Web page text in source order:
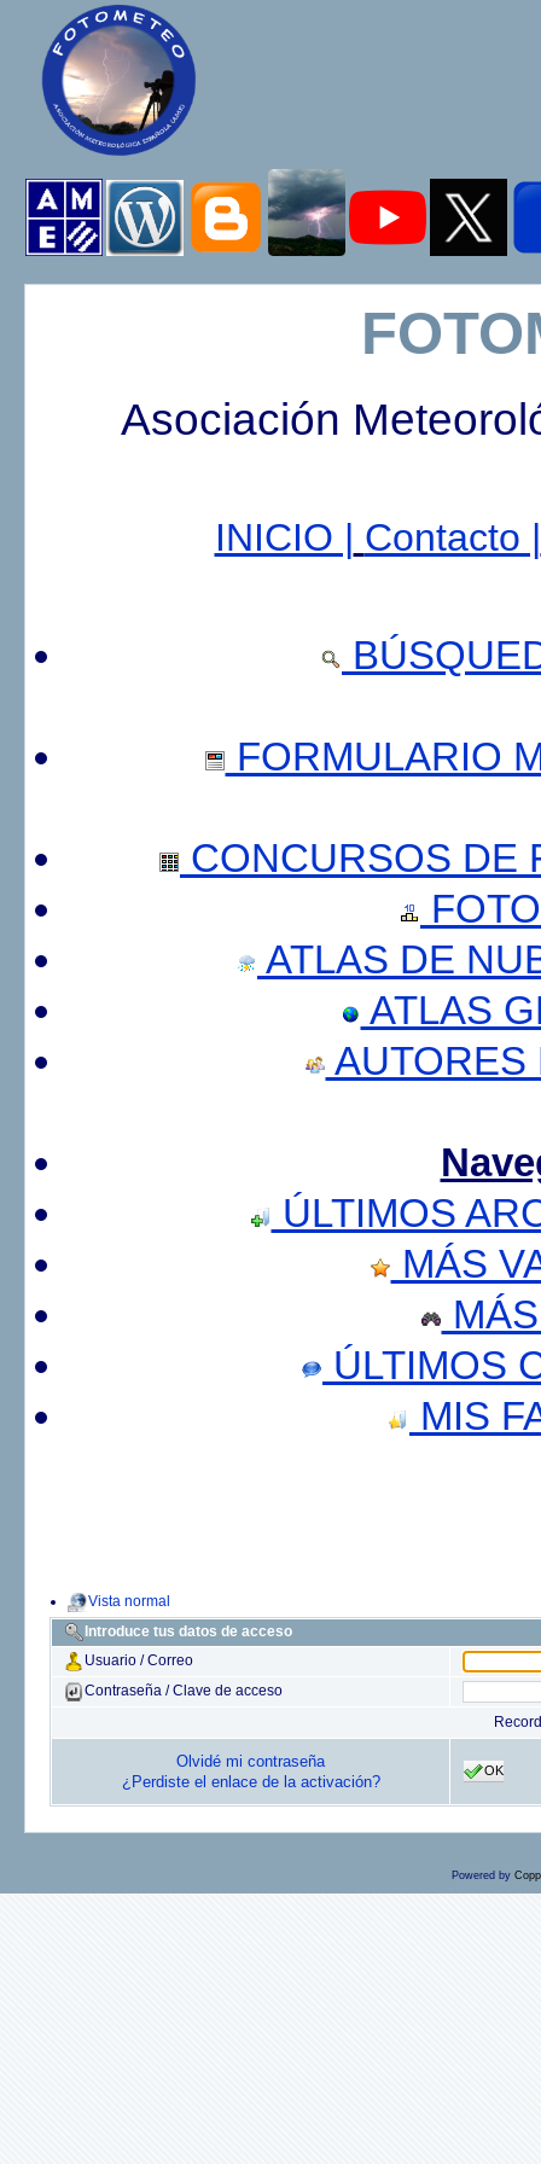
Asociación
INICIO | Contacto |
FORMULARIO
CONCURSOS DE
ATLAS DE
ATLAS
AUTORES
ÚLTIMOS
MÁS
ÚLTIMOS
MIS
Vista normal
Introduce tus datos de acceso
Usuario / Correo
Contraseña / Clave de acceso
Olvidé mi contraseña
¿Perdiste el enlace de la activación?
OK
Powered by